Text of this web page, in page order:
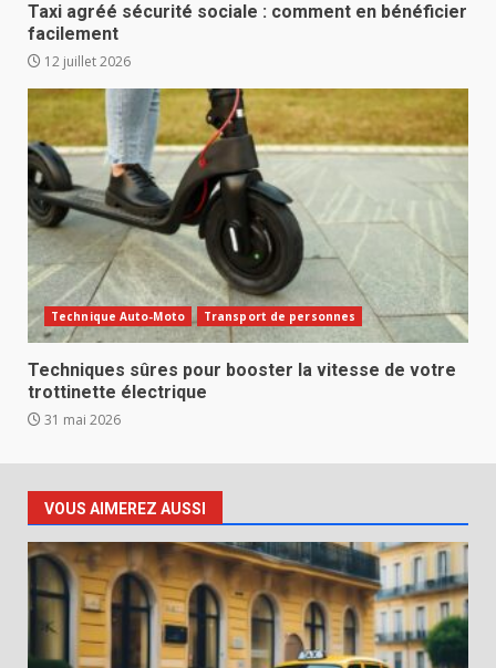
Taxi agréé sécurité sociale : comment en bénéficier
facilement
12 juillet 2026
Technique Auto-Moto Transport de personnes
Techniques sûres pour booster la vitesse de votre
trottinette électrique
31 mai 2026
VOUS AIMEREZ AUSSI